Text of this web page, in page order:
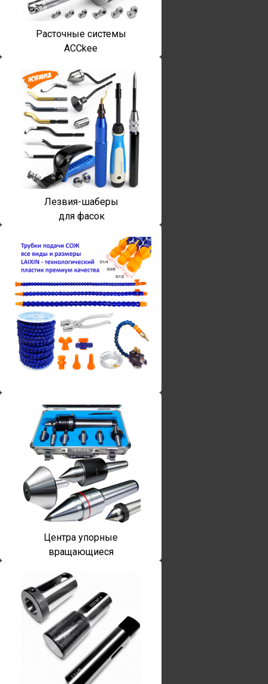
Расточные системы
ACCkee
Лезвия-шаберы
для фасок
Винты torx
Центра упорные
вращающиеся